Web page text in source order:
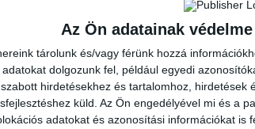
Az Ön adatainak
tárolunk és/vagy férünk hozzá
dolgozunk fel, például egyedi
hirdetésekhez és tartalomhoz,
küld. Az Ön engedélyével mi és a
adatokat és azonosítási információkat is
feltételek megteremtése még
nyitómeccsét zárt kapuk mögött
érdeklődőket kiszolgálni, ezért a